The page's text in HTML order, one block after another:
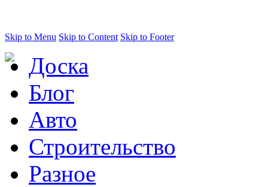
Skip to Menu Skip to Content Skip to Footer
Доска
Блог
Авто
Строительство
Разное